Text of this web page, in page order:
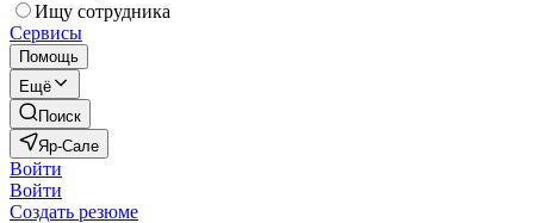
Ищу сотрудника
Сервисы
Помощь
Ещё
Поиск
Яр-Сале
Войти
Войти
Создать резюме